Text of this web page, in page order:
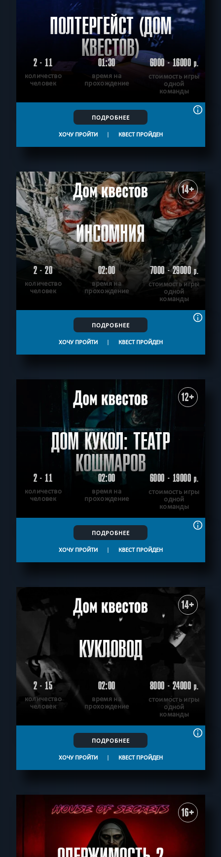
ПОЛТЕРГЕЙСТ (ДОМ
КВЕСТОВ)
2 - 11
количество
человек
01:30
время на
прохождение
6000 - 16000р.
стоимость игры
одной
команды
ПОДРОБНЕЕ
ХОЧУ ПРОЙТИ | КВЕСТ ПРОЙДЕН
14+
ИНСОМНИЯ
2 - 20
количество
человек
02:00
время на
прохождение
7000 - 29000р.
стоимость игры
одной
команды
ПОДРОБНЕЕ
ХОЧУ ПРОЙТИ | КВЕСТ ПРОЙДЕН
12+
ДОМ КУКОЛ: ТЕАТР
КОШМАРОВ
2 - 11
количество
человек
02:00
время на
прохождение
6000 - 19000р.
стоимость игры
одной
команды
ПОДРОБНЕЕ
ХОЧУ ПРОЙТИ | КВЕСТ ПРОЙДЕН
14+
КУКЛОВОД
2 - 15
количество
человек
02:00
время на
прохождение
8000 - 24000р.
стоимость игры
одной
команды
ПОДРОБНЕЕ
ХОЧУ ПРОЙТИ | КВЕСТ ПРОЙДЕН
16+